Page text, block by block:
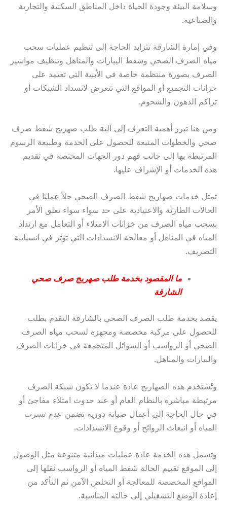
وسلامة البيئة وجودة الحياة داخل المناطق السكنية والتجارية
والصناعية.
وفي إمارة الشارقة تتزايد الحاجة إلى تنظيم عمليات سحب
مياه الصرف الصحي وشفط البيارات والمناهل وتنظيف مواسير
الصرف بصورة منتظمة خاصة في الأبنية التي تعتمد على
خزانات التجميع أو المواقع التي تتعرض لانسداد الشبكات أو
تراكم الدهون والشحوم.
ومن هنا تبرز أهمية التعرف إلى آلية طلب صهريج شفط صرف
صحي والخطوات المتبعة للحصول على الخدمة وطبيعة الرسوم
المرتبطة بها إلى جانب فهم دور الجهات المختصة في تقديم
هذه الخدمات أو الإشراف عليها.
تمثل خدمات صهاريج شفط الصرف الصحي حلاً عمليًا في
الحالات الطارئة والاعتيادية على حد سواء سواء تعلق الأمر
بسحب مياه الصرف من خزانات الامتلاء أو التعامل مع ارتداد
المياه في المناهل أو معالجة الانسدادات التي تؤثر في انسيابية
التصريف.
ما المقصود بخدمة طلب صهريج صرف صحي
الشارقة
يقصد بخدمة طلب الصرف الصحي بالشارقة التقدم بطلب
للحصول على مركبة مخصصة ومجهزة لسحب مياه الصرف
الصحي أو الرواسب أو السوائل المتجمعة في خزانات الصرف
والبيارات والمناهل.
وتُستخدم هذه الصهاريج عادة عندما لا تكون شبكة الصرف
مرتبطة مباشرة بالنظام العام أو عند حدوث امتلاء مفاجئ أو
في حال الحاجة إلى أعمال صيانة دورية تضمن عدم تسرب
المياه أو انبعاث الروائح أو وقوع الانسدادات.
وتشمل هذه الخدمة عادة عمليات ميدانية متنوعة مثل الوصول
إلى الموقع تقييم الحالة شفط المياه أو الرواسب نقلها إلى
المواقع المخصصة للمعالجة أو التخلص الآمن ثم التأكد من
إعادة الوضع التشغيلي إلى حالته المناسبة.